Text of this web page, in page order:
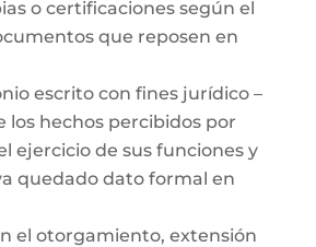
o certificaciones según el
que reposen en
escrito con fines jurídico –
los hechos percibidos por
ejercicio de sus funciones y
quedado dato formal en
el otorgamiento, extensión